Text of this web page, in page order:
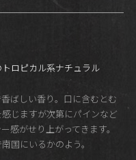
ロピカル系ナチュラル
ばしい香り。口に含むとむ
じますが次第にパインなど
感がせり上がってきます。
国にいるかのよう。